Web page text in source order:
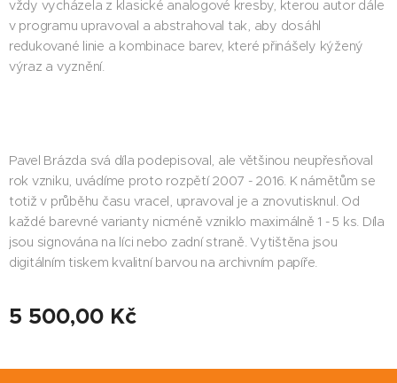
vždy vycházela z klasické analogové kresby, kterou autor dále
v programu upravoval a abstrahoval tak, aby dosáhl
redukované linie a kombinace barev, které přinášely kýžený
výraz a vyznění.
Pavel Brázda svá díla podepisoval, ale většinou neupřesňoval
rok vzniku, uvádíme proto rozpětí 2007 - 2016. K námětům se
totiž v průběhu času vracel, upravoval je a znovutisknul. Od
každé barevné varianty nicméně vzniklo maximálně 1 - 5 ks. Díla
jsou signována na líci nebo zadní straně. Vytištěna jsou
digitálním tiskem kvalitní barvou na archivním papíře.
5 500,00 Kč